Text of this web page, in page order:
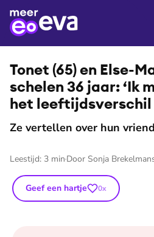
⭐Premium
Tonet (65) en Else-
schelen 36 jaar: ‘Ik
het leef­tijds­ver­schil
Ze vertellen over hun
Leestijd: 3 min Door Sonja
Geef een hartje 0x